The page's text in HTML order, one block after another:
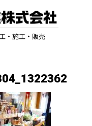
・施工・販売